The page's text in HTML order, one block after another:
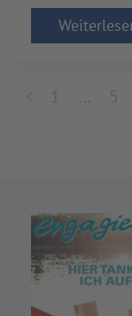
1 … 5